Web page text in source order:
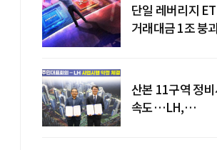
단일 레버리지
거래대금 1조 붕
산본 11구역 정
속도…LH,